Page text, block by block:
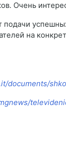
Очень
на
documents/